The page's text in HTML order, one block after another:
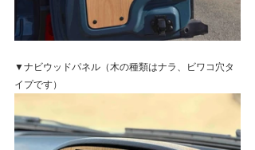
▼ナビウッドパネル（木の種類はナラ、ビワコ穴タ
イプです）